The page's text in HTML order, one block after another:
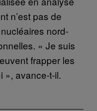
n’est pas de
nord-
« Je suis
frapper les
», avance-t-il.